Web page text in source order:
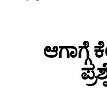
ಆಗಾಗ್ಗೆ